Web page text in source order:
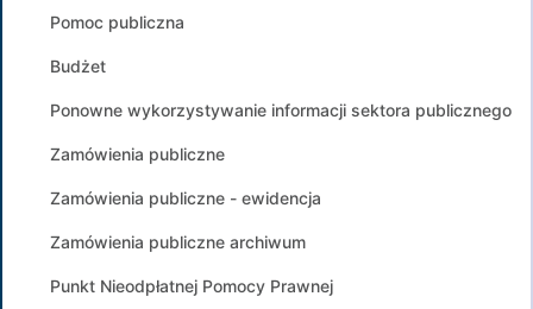
Pomoc publiczna
Budżet
Ponowne wykorzystywanie informacji sektora publicznego
Zamówienia publiczne
Zamówienia publiczne - ewidencja
Zamówienia publiczne archiwum
Punkt Nieodpłatnej Pomocy Prawnej